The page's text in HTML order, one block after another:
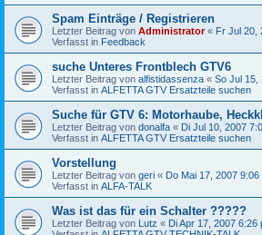
Spam Einträge / Registrieren
Letzter Beitrag von Administrator« Fr Jul 20,
Verfasst in Feedback
suche Unteres Frontblech GTV6
Letzter Beitrag von alfistidassenza « So Jul 15,
Verfasst in ALFETTA GTV Ersatzteile suchen
Suche für GTV 6: Motorhaube,
Letzter Beitrag von donalfa « Di Jul 10, 2007
Verfasst in ALFETTA GTV Ersatzteile suchen
Vorstellung
Letzter Beitrag von geri « Do Mai 17, 2007 9:06
Verfasst in ALFA-TALK
Was ist das für ein Schalter ?????
Letzter Beitrag von Lutz « Di Apr 17, 2007 6:26